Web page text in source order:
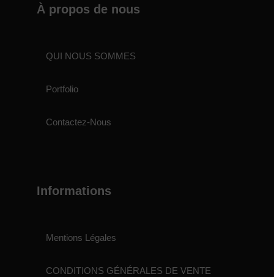
À propos de nous
QUI NOUS SOMMES
Portfolio
Contactez-Nous
Informations
Mentions Légales
CONDITIONS GÉNÉRALES DE VENTE